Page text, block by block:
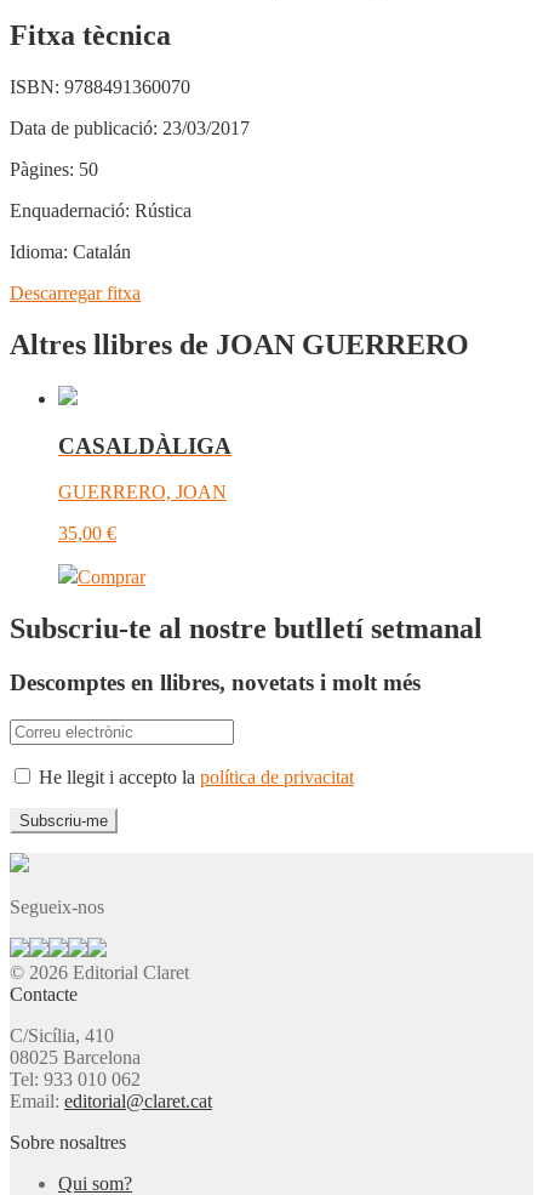
Fitxa tècnica
ISBN: 9788491360070
Data de publicació: 23/03/2017
Pàgines: 50
Enquadernació: Rústica
Idioma: Catalán
Descarregar fitxa
Altres llibres de JOAN GUERRERO
CASALDÀLIGA
GUERRERO, JOAN
35,00 €
Comprar
Subscriu-te al nostre butlletí setmanal
Descomptes en llibres, novetats i molt més
He llegit i accepto la política de privacitat
Segueix-nos
© 2026 Editorial Claret
Contacte
C/Sicília, 410
08025 Barcelona
Tel: 933 010 062
Email: editorial@claret.cat
Sobre nosaltres
Qui som?